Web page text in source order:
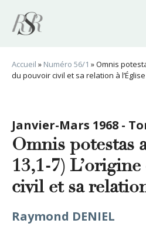
contenu
Accueil » Numéro 56/1 »Omnis
du pouvoir civil et sa relation à l’Église
Janvier-Mars 1968 -
Omnis potestas
13,1-7)
civil et sa
Raymond DENIEL